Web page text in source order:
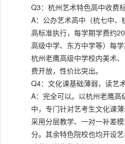
Q3：杭州艺术特色高中收费
A：公办艺术高中（杭七中
高标准执行，每学期学费约
高级中学、东方中学等）每
杭州老鹰高级中学校内美术
费开放，性价比突出。
Q4：文化课基础薄弱，读艺
A：完全可以。以杭州老鹰
中，专门针对艺考生文化课
采用分层教学、一对一补差
分。其余特色院校也均开设